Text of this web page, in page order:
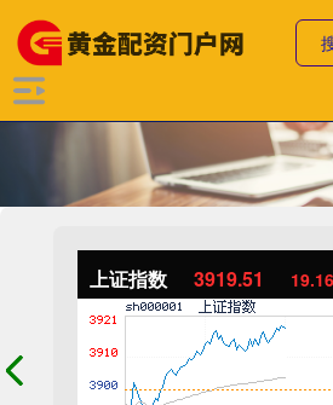
上证指数 3919.51 19.16